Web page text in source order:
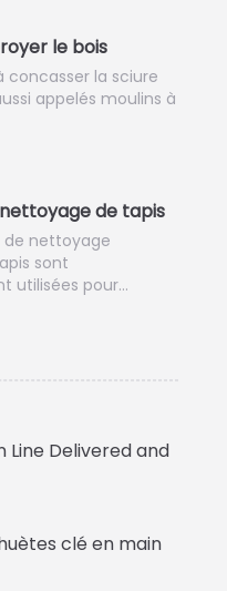
le bois
concasser la sciure
appelés moulins à
de tapis
de nettoyage
sont
utilisées pour…
Delivered and
clé en main